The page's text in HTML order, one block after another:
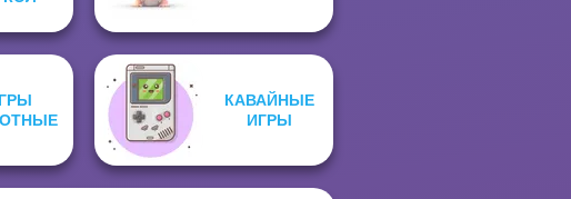
КАВАЙНЫЕ
ИГРЫ